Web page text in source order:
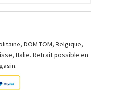
DOM-TOM, Belgique,
Italie. Retrait possible en